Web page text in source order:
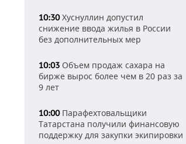
10:30Хуснуллин допустил
снижение ввода жилья в России
без дополнительных мер
10:03 Объем продаж сахара на
бирже вырос более чем в 20 раз за
9 лет
10:00Парафехтовальщики
Татарстана получили финансовую
поддержку для закупки экипировки